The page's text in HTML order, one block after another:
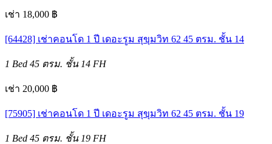
เช่า 18,000 ฿
[64428] เช่าคอนโด 1 ปี เดอะรูม สุขุมวิท 62 45 ตรม. ชั้น 14
1 Bed 45 ตรม. ชั้น 14 FH
เช่า 20,000 ฿
[75905] เช่าคอนโด 1 ปี เดอะรูม สุขุมวิท 62 45 ตรม. ชั้น 19
1 Bed 45 ตรม. ชั้น 19 FH